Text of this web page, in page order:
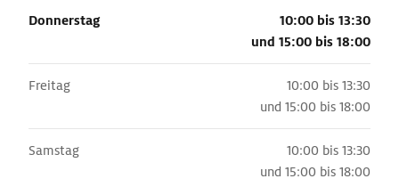
Donnerstag
10:00 bis 13:30
und 15:00 bis 18:00
Freitag
10:00 bis 13:30
und 15:00 bis 18:00
Samstag
10:00 bis 13:30
und 15:00 bis 18:00